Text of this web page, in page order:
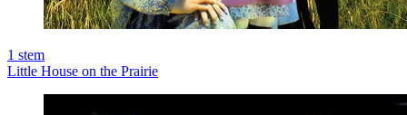
1 stem
Little House on the Prairie